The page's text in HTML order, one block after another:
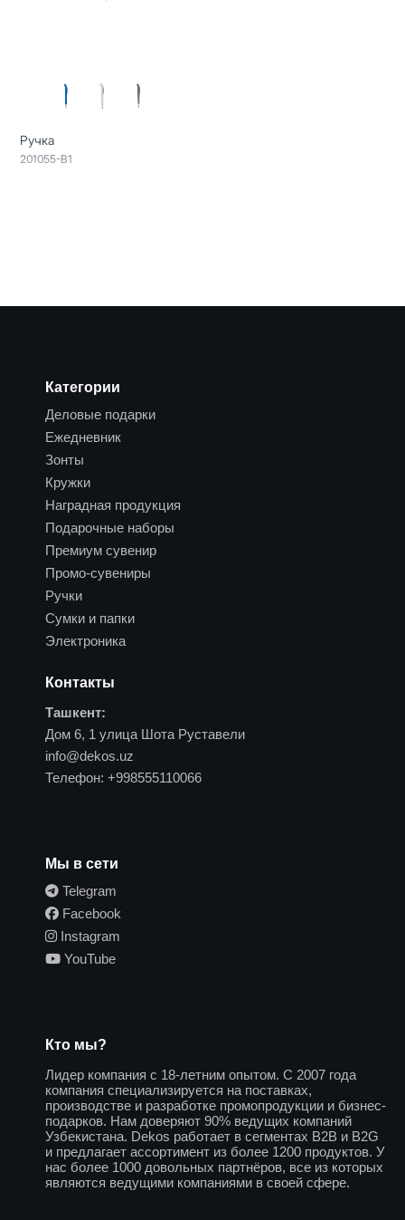
Ручка
201055-B1
Категории
Деловые подарки
Ежедневник
Зонты
Кружки
Наградная продукция
Подарочные наборы
Премиум сувенир
Промо-сувениры
Ручки
Сумки и папки
Электроника
Контакты
Ташкент:
Дом 6, 1 улица Шота Руставели
info@dekos.uz
Телефон: +998555110066
Мы в сети
Telegram
Facebook
Instagram
YouTube
Кто мы?
Лидер компания с 18-летним опытом. С 2007 года
компания специализируется на поставках,
производстве и разработке промопродукции и бизнес-
подарков. Нам доверяют 90% ведущих компаний
Узбекистана. Dekos работает в сегментах B2B и B2G
и предлагает ассортимент из более 1200 продуктов. У
нас более 1000 довольных партнёров, все из которых
являются ведущими компаниями в своей сфере.